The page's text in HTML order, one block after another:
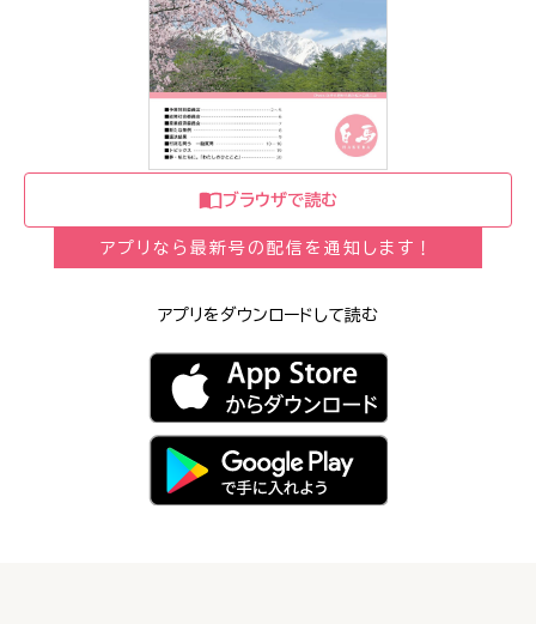
ブラウザで読む
アプリなら最新号の配信を通知します！
アプリをダウンロードして読む